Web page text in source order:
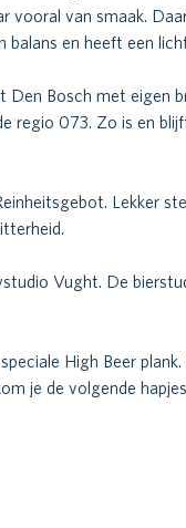
vooral van smaak.
balans en heeft een
Den Bosch met eigen
regio 073. Zo is en
Lekker
Vught. De
High Beer
je de volgende